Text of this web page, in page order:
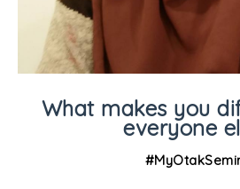
What makes you
everyone